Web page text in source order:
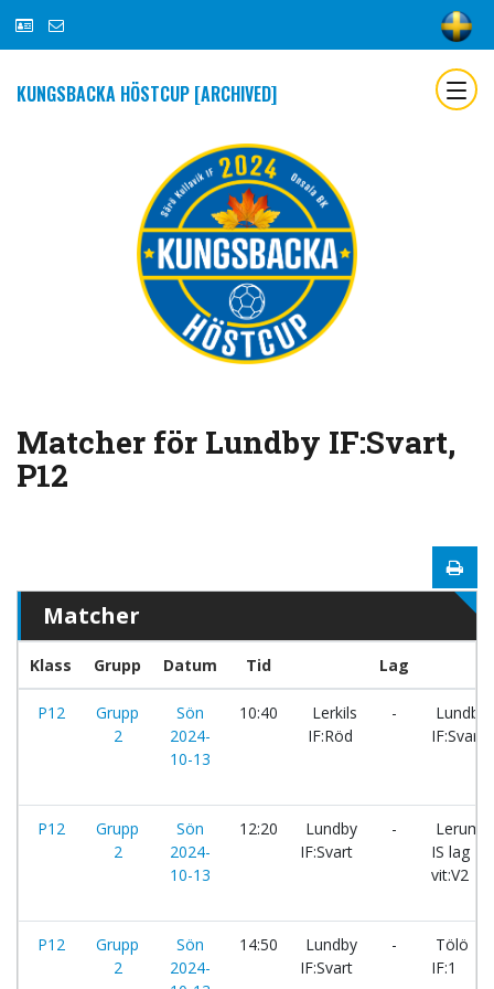
KUNGSBACKA HÖSTCUP [ARCHIVED]
Matcher för Lundby IF:Svart,
P12
Matcher
Klass Grupp Datum Tid Lag
P12
Grupp
2
Sön
2024-
10-13
10:40
Lerkils
IF:Röd
-
Lundby
IF:Svart
P12
Grupp
2
Sön
2024-
10-13
12:20
Lundby
IF:Svart
-
Lerum
IS lag
vit:V2
P12
Grupp
2
Sön
2024-
14:50
Lundby
IF:Svart
-
Tölö
IF:1